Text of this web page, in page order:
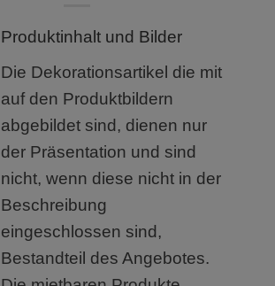
Produktinhalt und Bilder
Die Dekorationsartikel die mit
auf den Produktbildern
abgebildet sind, dienen nur
der Präsentation und sind
nicht, wenn diese nicht in der
Beschreibung
eingeschlossen sind,
Bestandteil des Angebotes.